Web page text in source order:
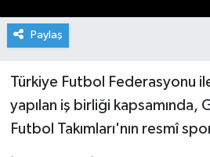
Paylaş
Türkiye Futbol Federasyonu
yapılan iş birliği kapsamında,
Futbol Takımları'nın resmî